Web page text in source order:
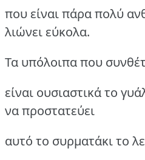
που είναι πάρα πολύ
λιώνει εύκολα.
Τα υπόλοιπα που
είναι ουσιαστικά το
να προστατεύει
αυτό το συρματάκι το